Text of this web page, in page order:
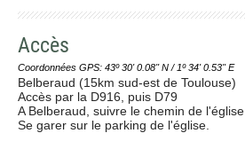
Accès
Coordonnées GPS: 43º 30' 0.08'' N / 1º 34' 0.53'' E
Belberaud (15km sud-est de Toulouse)
Accès par la D916, puis D79
A Belberaud, suivre le chemin de l'église.
Se garer sur le parking de l'église.